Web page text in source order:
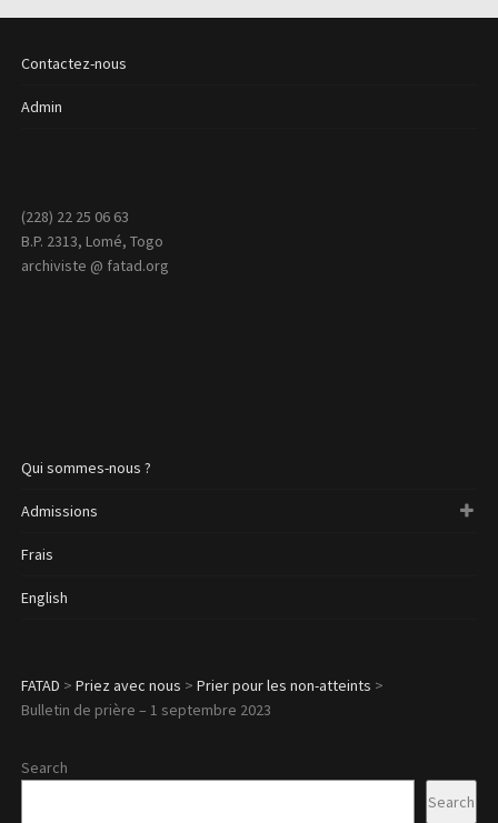
Contactez-nous
Admin
(228) 22 25 06 63
B.P. 2313, Lomé, Togo
archiviste @ fatad.org
Qui sommes-nous ?
Admissions
Frais
English
FATAD > Priez avec nous > Prier pour les non-atteints >
Bulletin de prière – 1 septembre 2023
Search
Search